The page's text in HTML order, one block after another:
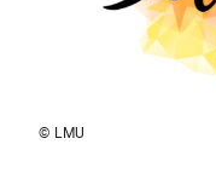
© LMU